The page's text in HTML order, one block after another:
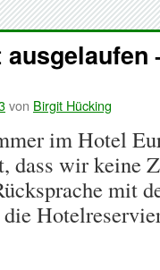
von Birgit Hücking
im Hotel
dass wir keine
mit